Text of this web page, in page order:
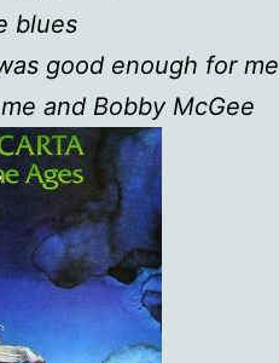
blues
good enough for me
and Bobby McGee